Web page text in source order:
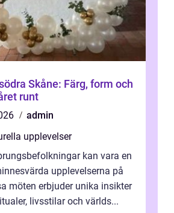
Skåne: Färg, form och
runt
admin
upplevelser
kan vara en
upplevelserna på
möten erbjuder unika insikter
livsstilar och världs...